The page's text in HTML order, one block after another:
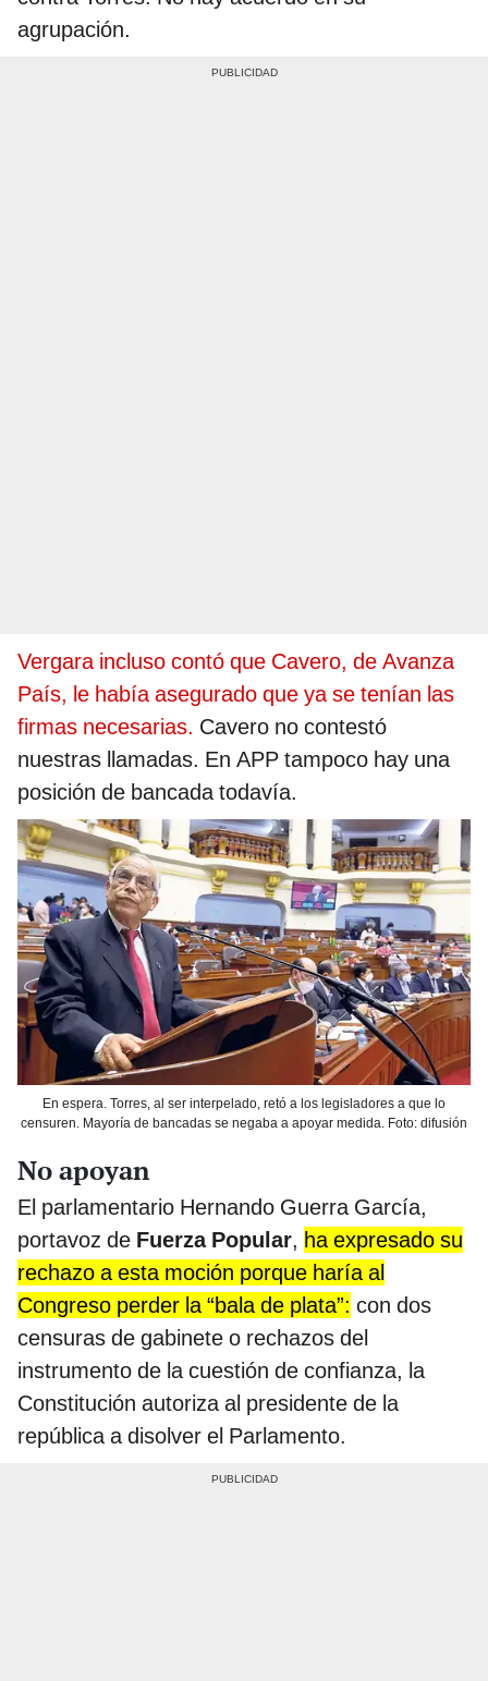
agrupación.
Vergara incluso contó que Cavero, de Avanza
País, le había asegurado que ya se tenían las
firmas necesarias. Cavero no contestó
nuestras llamadas. En APP tampoco hay una
posición de bancada todavía.
En espera. Torres, al ser interpelado, retó a los legisladores a que lo
censuren. Mayoría de bancadas se negaba a apoyar medida. Foto: difusión
No apoyan
El parlamentario Hernando Guerra García,
portavoz de Fuerza Popular, ha expresado su
rechazo a esta moción porque haría al
Congreso perder la “bala de plata”: con dos
censuras de gabinete o rechazos del
instrumento de la cuestión de confianza, la
Constitución autoriza al presidente de la
república a disolver el Parlamento.